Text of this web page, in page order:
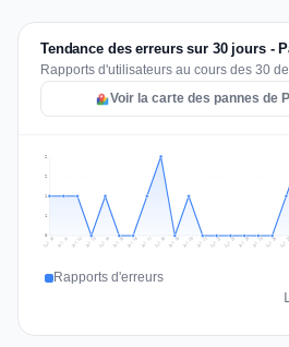
Tendance des erreurs sur 30 jours -
Rapports d'utilisateurs au cours des 30
Voir la carte des pannes de
1
1
2
2
Jul 10 Jul 11 Jul 12 Jul 13 Jul 14 Jul 15 Jul 16 Jul 17 Jul 18 Jul 19 Jul 20 Jul 21 Jul 22 Jul 23 Jul 24 Jul 25 Jul 26 Jul 27
Rapports d'erreurs